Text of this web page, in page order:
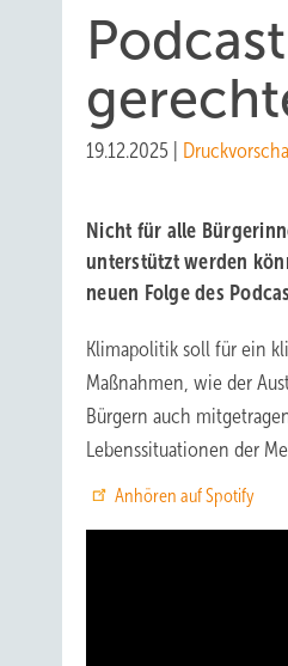
19.12.2025
Nicht für alle
unterstützt werden
neuen Folge des
Klimapolitik soll für ein
Maßnahmen, wie der
Bürgern auch
Lebenssituationen der
Anhören auf Spotify